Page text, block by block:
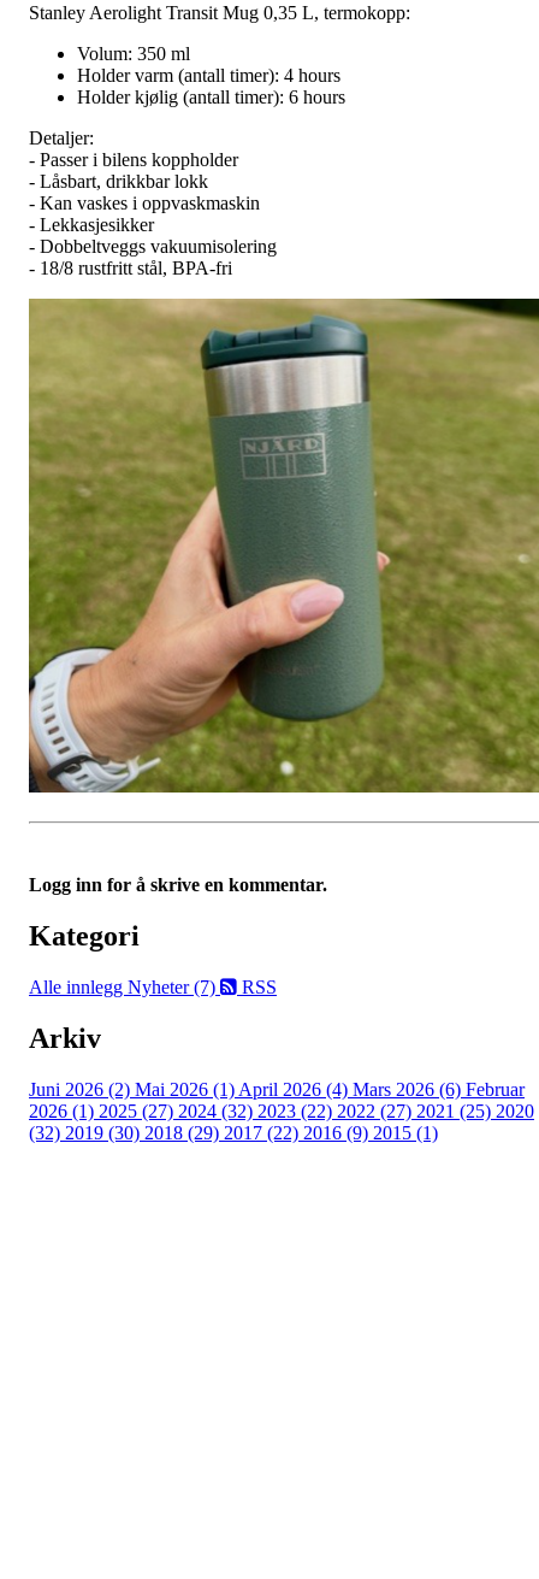
Stanley Aerolight Transit Mug 0,35 L, termokopp:
Volum: 350 ml
Holder varm (antall timer): 4 hours
Holder kjølig (antall timer): 6 hours
Detaljer:
- Passer i bilens koppholder
- Låsbart, drikkbar lokk
- Kan vaskes i oppvaskmaskin
- Lekkasjesikker
- Dobbeltveggs vakuumisolering
- 18/8 rustfritt stål, BPA-fri
Logg inn for å skrive en kommentar.
Kategori
Alle innlegg Nyheter (7) RSS
Arkiv
Juni 2026 (2) Mai 2026 (1) April 2026 (4) Mars 2026 (6) Februar
2026 (1) 2025 (27) 2024 (32) 2023 (22) 2022 (27) 2021 (25) 2020
(32) 2019 (30) 2018 (29) 2017 (22) 2016 (9) 2015 (1)